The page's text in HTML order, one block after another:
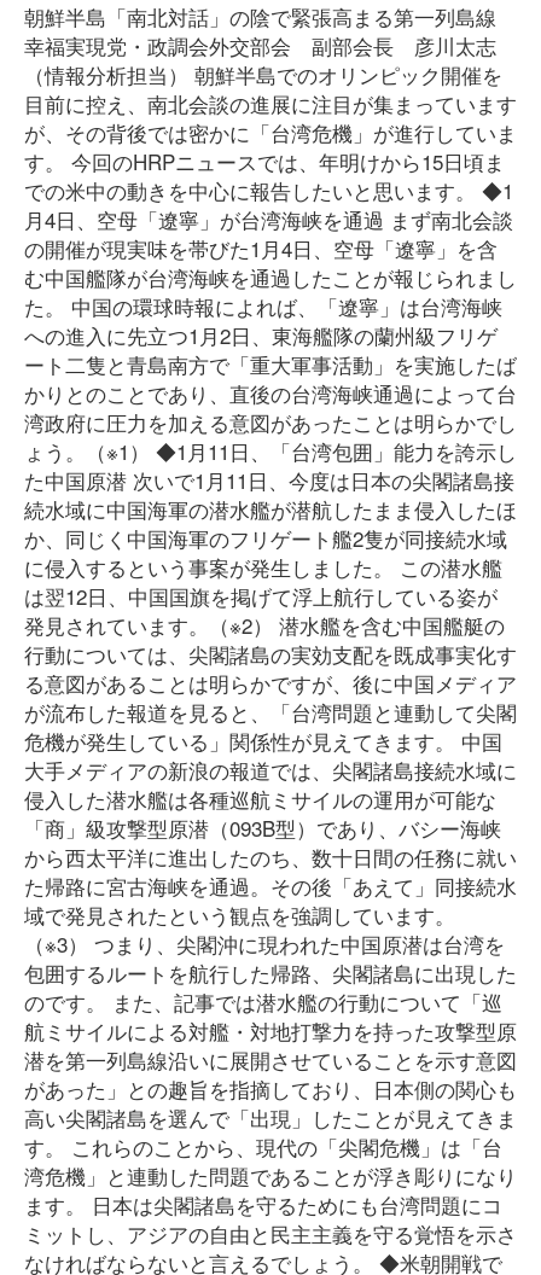
朝鮮半島「南北対話」の陰で緊張高まる第一列島線
幸福実現党・政調会外交部会 副部会長 彦川太志
（情報分析担当） 朝鮮半島でのオリンピック開催を
目前に控え、南北会談の進展に注目が集まっています
が、その背後では密かに「台湾危機」が進行していま
す。 今回のHRPニュースでは、年明けから15日頃ま
での米中の動きを中心に報告したいと思います。 ◆1
月4日、空母「遼寧」が台湾海峡を通過 まず南北会談
の開催が現実味を帯びた1月4日、空母「遼寧」を含
む中国艦隊が台湾海峡を通過したことが報じられまし
た。 中国の環球時報によれば、「遼寧」は台湾海峡
への進入に先立つ1月2日、東海艦隊の蘭州級フリゲ
ート二隻と青島南方で「重大軍事活動」を実施したば
かりとのことであり、直後の台湾海峡通過によって台
湾政府に圧力を加える意図があったことは明らかでし
ょう。（※1） ◆1月11日、「台湾包囲」能力を誇示し
た中国原潜 次いで1月11日、今度は日本の尖閣諸島接
続水域に中国海軍の潜水艦が潜航したまま侵入したほ
か、同じく中国海軍のフリゲート艦2隻が同接続水域
に侵入するという事案が発生しました。 この潜水艦
は翌12日、中国国旗を掲げて浮上航行している姿が
発見されています。（※2） 潜水艦を含む中国艦艇の
行動については、尖閣諸島の実効支配を既成事実化す
る意図があることは明らかですが、後に中国メディア
が流布した報道を見ると、「台湾問題と連動して尖閣
危機が発生している」関係性が見えてきます。 中国
大手メディアの新浪の報道では、尖閣諸島接続水域に
侵入した潜水艦は各種巡航ミサイルの運用が可能な
「商」級攻撃型原潜（093B型）であり、バシー海峡
から西太平洋に進出したのち、数十日間の任務に就い
た帰路に宮古海峡を通過。その後「あえて」同接続水
域で発見されたという観点を強調しています。
（※3） つまり、尖閣沖に現われた中国原潜は台湾を
包囲するルートを航行した帰路、尖閣諸島に出現した
のです。 また、記事では潜水艦の行動について「巡
航ミサイルによる対艦・対地打撃力を持った攻撃型原
潜を第一列島線沿いに展開させていることを示す意図
があった」との趣旨を指摘しており、日本側の関心も
高い尖閣諸島を選んで「出現」したことが見えてきま
す。 これらのことから、現代の「尖閣危機」は「台
湾危機」と連動した問題であることが浮き彫りになり
ます。 日本は尖閣諸島を守るためにも台湾問題にコ
ミットし、アジアの自由と民主主義を守る覚悟を示さ
なければならないと言えるでしょう。 ◆米朝開戦で